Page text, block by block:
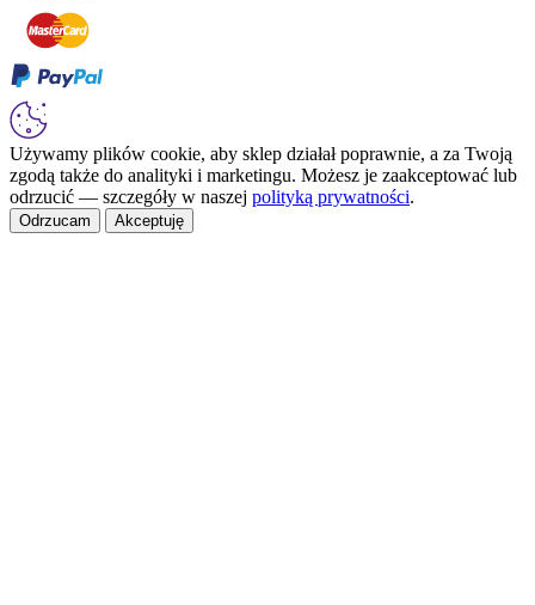
Używamy plików cookie, aby sklep działał poprawnie, a za Twoją
zgodą także do analityki i marketingu. Możesz je zaakceptować lub
odrzucić — szczegóły w naszej polityką prywatności.
Odrzucam Akceptuję